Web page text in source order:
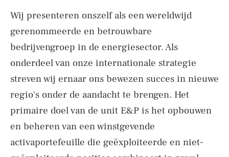
Wij presenteren onszelf als een wereldwijd
gerenommeerde en betrouwbare
bedrijvengroep in de energiesector. Als
onderdeel van onze internationale strategie
streven wij ernaar ons bewezen succes in nieuwe
regio's onder de aandacht te brengen. Het
primaire doel van de unit E&P is het opbouwen
en beheren van een winstgevende
activaportefeuille die geëxploiteerde en niet-